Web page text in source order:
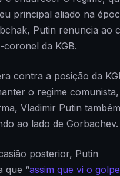
principal aliado na
Putin renuncia ao
coronel da KGB.
contra a posição da
o regime comunista,
Vladimir Putin
ao lado de Gorbachev.
posterior, Putin
que “assim que vi o